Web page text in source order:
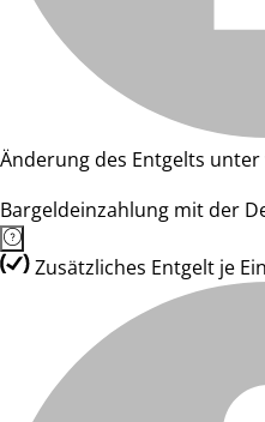
Änderung des Entgelts
Bargeldeinzahlung mit der
Zusätzliches Entgelt je